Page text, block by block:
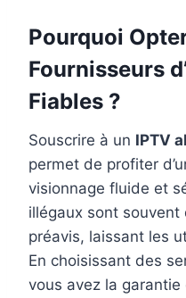
Pourquoi
Fournisseurs
Fiables ?
Souscrire à un IPTV
permet de profiter
visionnage fluide et
illégaux sont souvent
préavis, laissant les
En choisissant des
vous avez la garantie